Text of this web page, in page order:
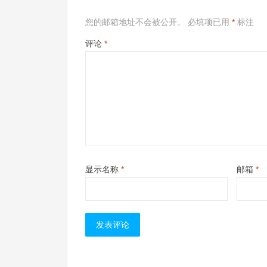
您的邮箱地址不会被公开。 必填项已用 * 标注
评论 *
显示名称 * 邮箱 *